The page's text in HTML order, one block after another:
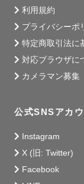
九州出身、埼玉
家族構成は、夫
カエル🐸、ヤモ
撮影中はかしこ
わいわいにぎや
利用規約
プライバシーポ
特定商取引法に
対応ブラウザに
カメラマン募集
公式SNSアカウ
Instagram
X (旧: Twitter)
Facebook